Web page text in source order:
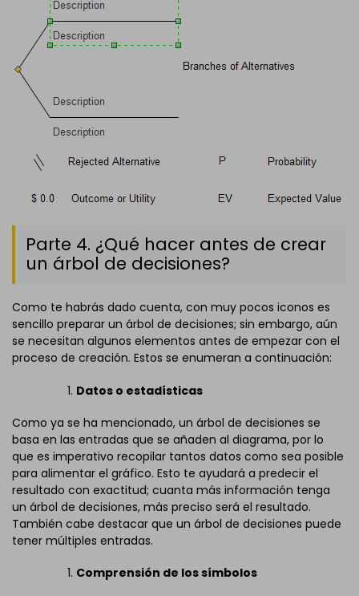
Parte 4. ¿Qué hacer antes de crear
un árbol de decisiones?
Como te habrás dado cuenta, con muy pocos iconos es
sencillo preparar un árbol de decisiones; sin embargo, aún
se necesitan algunos elementos antes de empezar con el
proceso de creación. Estos se enumeran a continuación:
Datos o estadísticas
Como ya se ha mencionado, un árbol de decisiones se
basa en las entradas que se añaden al diagrama, por lo
que es imperativo recopilar tantos datos como sea posible
para alimentar el gráfico. Esto te ayudará a predecir el
resultado con exactitud; cuanta más información tenga
un árbol de decisiones, más preciso será el resultado.
También cabe destacar que un árbol de decisiones puede
tener múltiples entradas.
Comprensión de los símbolos